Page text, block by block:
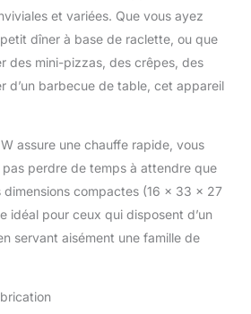
mini wok, crêpes,
étagère supplémentaire
pour poêlons (raclette ou
pizza) Barbecue de table
avec zone froide –
Réglage en continu de la
préparation, zone froide
pour les poêlons chauds
lors des pauses
alimentaires, fonctions
utilisables séparément
facile : nettoyage facile
et variées. Que vous ayez
dîner à base de raclette, ou que
des mini-pizzas, des crêpes, des
d’un barbecue de table, cet appareil
assure une chauffe rapide, vous
perdre de temps à attendre que
dimensions compactes (16 x 33 x 27
idéal pour ceux qui disposent d’un
servant aisément une famille de